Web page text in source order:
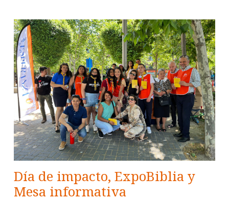
Día de impacto, ExpoBiblia y
Mesa informativa